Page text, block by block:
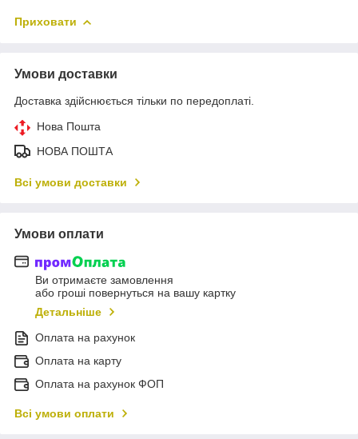
Приховати
Умови доставки
Доставка здійснюється тільки по передоплаті.
Нова Пошта
НОВА ПОШТА
Всі умови доставки
Умови оплати
Ви отримаєте замовлення
або гроші повернуться на вашу картку
Детальніше
Оплата на рахунок
Оплата на карту
Оплата на рахунок ФОП
Всі умови оплати